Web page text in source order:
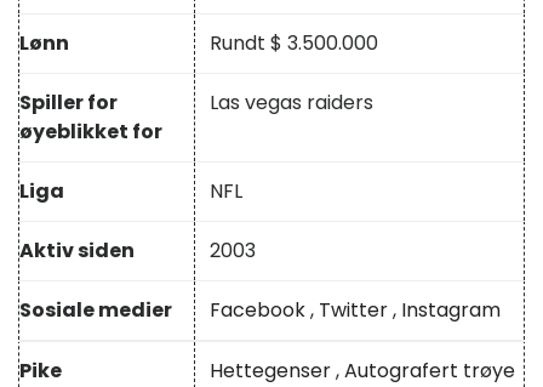
Lønn Rundt $ 3.500.000
Spiller for
øyeblikket for
Las vegas raiders
Liga NFL
Aktiv siden 2003
Sosiale medier Facebook, Twitter, Instagram
Pike Hettegenser,Autografert trøye